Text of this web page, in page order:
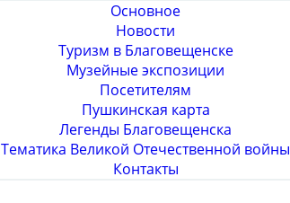
Основное
Новости
Туризм в Благовещенске
Музейные экспозиции
Посетителям
Пушкинская карта
Легенды Благовещенска
Тематика Великой Отечественной войны
Контакты